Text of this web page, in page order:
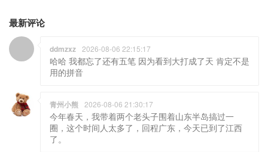
最新评论
ddmzxz 2026-08-06 22:15:17
哈哈 我都忘了还有五笔 因为看到大打成了天 肯定不是
用的拼音
青州小熊 2026-08-06 21:30:17
今年春天，我带着两个老头子围着山东半岛搞过一
圈，这个时间人太多了，回程广东，今天已到了江西
了。